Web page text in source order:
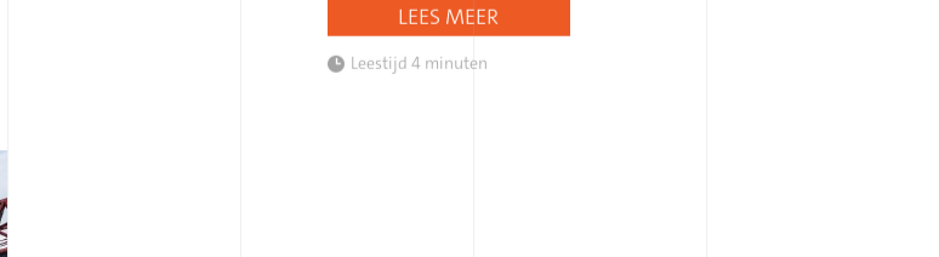
LEES MEER
Leestijd 4 minuten